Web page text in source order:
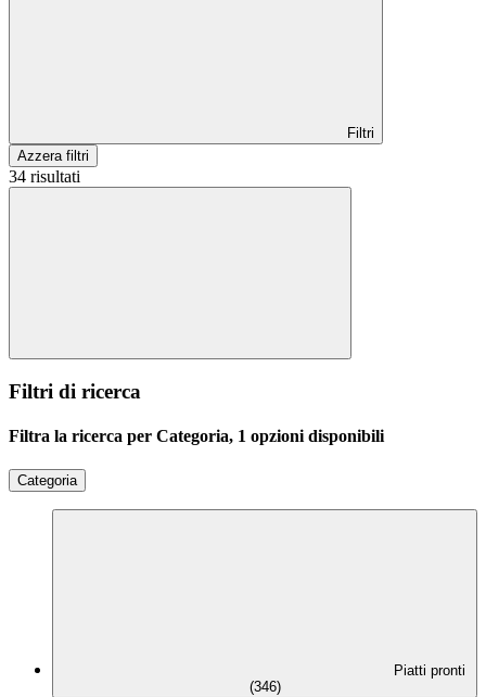
Filtri
Azzera filtri
34 risultati
Filtri di ricerca
Filtra la ricerca per Categoria, 1 opzioni disponibili
Categoria
Piatti pronti
(346)